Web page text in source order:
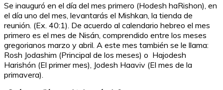
Se inauguró en el día del mes primero (Hodesh haRishon), en
el día uno del mes, levantarás el Mishkan, la tienda de
reunión. (Ex. 40:1). De acuerdo al calendario hebreo el mes
primero es el mes de Nisán, comprendido entre los meses
gregorianos marzo y abril. A este mes también se le llama:
Rosh Jodashim (Principal de los meses) o Hajodesh
Harishón (El primer mes), Jodesh Haaviv (El mes de la
primavera).